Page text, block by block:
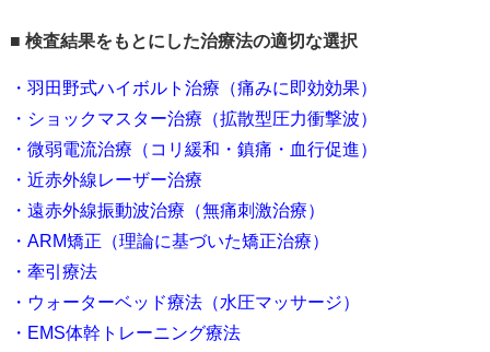
■ 検査結果をもとにした治療法の適切な選択
・羽田野式ハイボルト治療（痛みに即効効果）
・ショックマスター治療（拡散型圧力衝撃波）
・微弱電流治療（コリ緩和・鎮痛・血行促進）
・近赤外線レーザー治療
・遠赤外線振動波治療（無痛刺激治療）
・ARM矯正（理論に基づいた矯正治療）
・牽引療法
・ウォーターベッド療法（水圧マッサージ）
・EMS体幹トレーニング療法